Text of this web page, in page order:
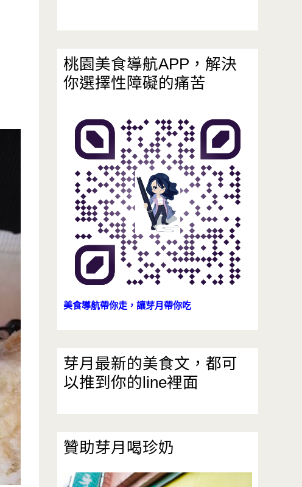
桃園美食導航APP，解決
你選擇性障礙的痛苦
美食導航帶你走，讓芽月帶你吃
芽月最新的美食文，都可
以推到你的line裡面
贊助芽月喝珍奶